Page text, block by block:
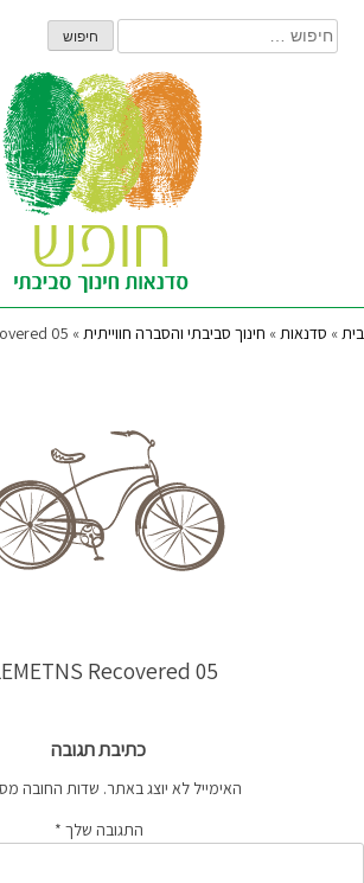
content
חיפוש:
בית» סדנאות» חינוך סביבתי והסברה חווייתית»
05
Recovered 05
כתיבת תגובה
האימייל לא יוצג באתר. שדות החובה
התגובה שלך *